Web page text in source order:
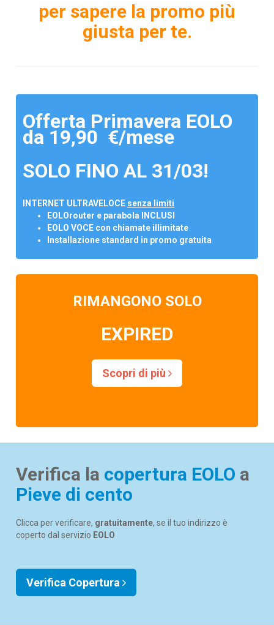
per sapere la promo più
giusta per te.
Offerta Primavera EOLO
da 19,90 €/mese
SOLO FINO AL 31/03!
INTERNET ULTRAVELOCE senza limiti
EOLOrouter e parabola INCLUSI
EOLO VOCE con chiamate illimitate
Installazione standard in promo gratuita
RIMANGONO SOLO
EXPIRED
Scopri di più
Verifica la copertura EOLO a
Pieve di cento
Clicca per verificare, gratuitamente, se il tuo indirizzo è
coperto dal servizio EOLO
Verifica Copertura